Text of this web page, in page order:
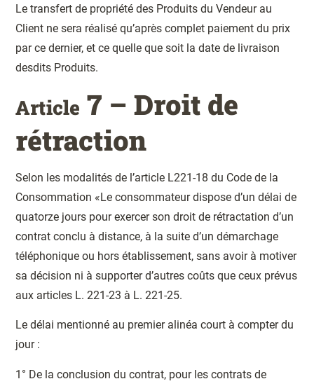
Le transfert de propriété des Produits du Vendeur au
Client ne sera réalisé qu’après complet paiement du prix
par ce dernier, et ce quelle que soit la date de livraison
desdits Produits.
Article 7 – Droit de
rétraction
Selon les modalités de l’article L221-18 du Code de la
Consommation «Le consommateur dispose d’un délai de
quatorze jours pour exercer son droit de rétractation d’un
contrat conclu à distance, à la suite d’un démarchage
téléphonique ou hors établissement, sans avoir à motiver
sa décision ni à supporter d’autres coûts que ceux prévus
aux articles L. 221-23 à L. 221-25.
Le délai mentionné au premier alinéa court à compter du
jour :
1° De la conclusion du contrat, pour les contrats de